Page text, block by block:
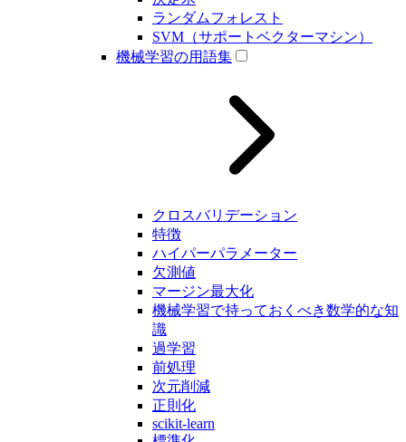
ランダムフォレスト
SVM（サポートベクターマシン）
機械学習の用語集
クロスバリデーション
特徴
ハイパーパラメーター
欠測値
マージン最大化
機械学習で持っておくべき数学的な知
識
過学習
前処理
次元削減
正則化
scikit-learn